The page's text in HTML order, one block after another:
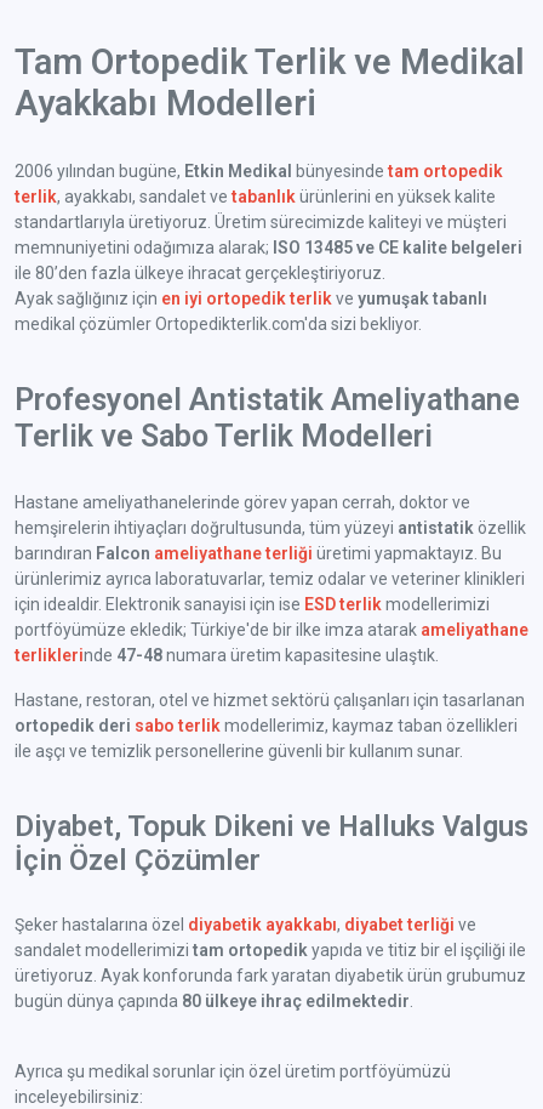
Tam Ortopedik Terlik ve Medikal
Ayakkabı Modelleri
2006 yılından bugüne, Etkin Medikal bünyesindetam ortopedik
terlik, ayakkabı, sandalet vetabanlık ürünlerini en yüksek kalite
standartlarıyla üretiyoruz. Üretim sürecimizde kaliteyi ve müşteri
memnuniyetini odağımıza alarak; ISO 13485 ve CE kalite belgeleri
ile 80’den fazla ülkeye ihracat gerçekleştiriyoruz.
Ayak sağlığınız için en iyi ortopedik terlik ve yumuşak tabanlı
medikal çözümler Ortopedikterlik.com'da sizi bekliyor.
Profesyonel Antistatik Ameliyathane
Terlik ve Sabo Terlik Modelleri
Hastane ameliyathanelerinde görev yapan cerrah, doktor ve
hemşirelerin ihtiyaçları doğrultusunda, tüm yüzeyi antistatik özellik
barındıran Falcon ameliyathane terliği üretimi yapmaktayız. Bu
ürünlerimiz ayrıca laboratuvarlar, temiz odalar ve veteriner klinikleri
için idealdir. Elektronik sanayisi için ise ESD terlik modellerimizi
portföyümüze ekledik; Türkiye'de bir ilke imza atarak ameliyathane
terliklerinde 47-48numara üretim kapasitesine ulaştık.
Hastane, restoran, otel ve hizmet sektörü çalışanları için tasarlanan
ortopedik deri sabo terlik modellerimiz, kaymaz taban özellikleri
ile aşçı ve temizlik personellerine güvenli bir kullanım sunar.
Diyabet, Topuk Dikeni ve Halluks Valgus
İçin Özel Çözümler
Şeker hastalarına özel diyabetik ayakkabı, diyabet terliği ve
sandalet modellerimizi tam ortopedik yapıda ve titiz bir el işçiliği ile
üretiyoruz. Ayak konforunda fark yaratan diyabetik ürün grubumuz
bugün dünya çapında 80 ülkeye ihraç edilmektedir
Ayrıca şu medikal sorunlar için özel üretim portföyümüzü
inceleyebilirsiniz: